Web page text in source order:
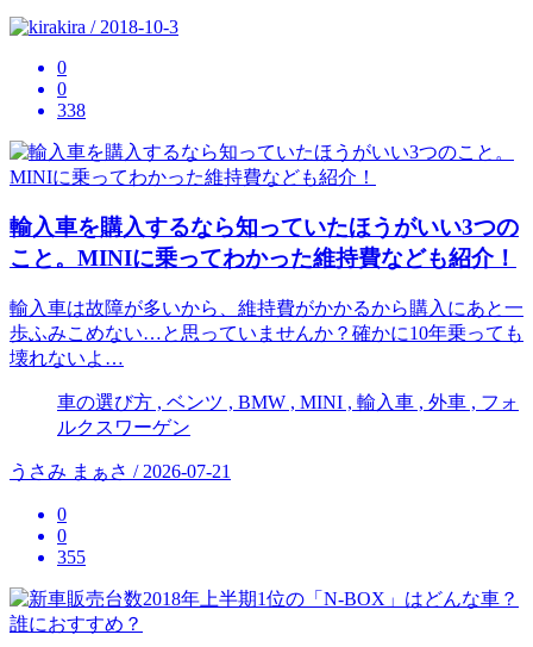
kira / 2018-10-3
0
0
338
輸入車を購入するなら知っていたほうがいい3つの
こと。MINIに乗ってわかった維持費なども紹介！
輸入車は故障が多いから、維持費がかかるから購入にあと一
歩ふみこめない…と思っていませんか？確かに10年乗っても
壊れないよ…
車の選び方 , ベンツ , BMW , MINI , 輸入車 , 外車 , フォ
ルクスワーゲン
うさみ まぁさ / 2026-07-21
0
0
355